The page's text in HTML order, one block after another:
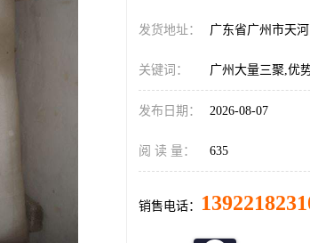
发货地址： 广东省广州市天
关键词： 广州大量三聚,优
发布日期： 2026-08-07
阅 读 量： 635
销售电话：